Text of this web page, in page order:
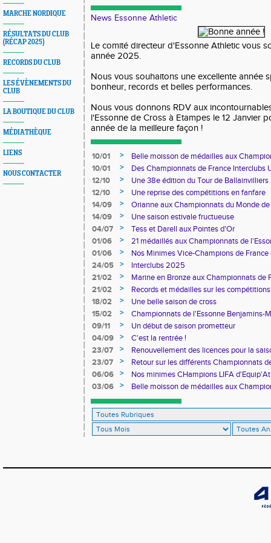
MARCHE NORDIQUE
RÉSULTATS DU CLUB
(RÉCAP 2025)
RECORDS DU CLUB
LES ÉVÈNEMENTS DU
CLUB
LA BOUTIQUE DU CLUB
MÉDIATHÈQUE
LIENS
NOUS CONTACTER
News Essonne Athletic
Le comité directeur d'Essonne Athletic vous
année 2025.
Nous vous souhaitons une excellente année
bonheur, records et belles performances.
Nous vous donnons RDV aux
l'Essonne de Cross à Etampes le 12 Janvier
année de la meilleure façon !
10/01 >
Belle moisson de médailles aux
10/01
>
Des Championnats de France Interclubs
France de Marathon Marche en passant
12/10 >
Une 38e édition du Tour de Ballainvilliers
12/10
>
Une reprise des compétitions en fanfare
14/09
>
Orianne aux Championnats du Monde
14/09
>
Une saison estivale fructueuse
04/07
>
Tess et Darell aux Pointes d'Or
01/06
>
21 médaillés aux Championnats de
01/06
>
Nos Minimes Vice-Champions de
24/05
>
Interclubs 2025
21/02
>
Marine en Bronze aux Championnats de
21/02
>
Records et médailles sur les
18/02
>
Une belle saison de cross
15/02
>
Championnats de l'Essonne Benjamins-
09/11
>
Un début de saison prometteur
04/09
>
C'est la rentrée !
23/07
>
Renouvellement des licences pour la
23/07
>
Retour sur les différents Championnats
06/06
>
Nos minimes CHampions LIFA
03/06
> Belle moisson de médailles aux